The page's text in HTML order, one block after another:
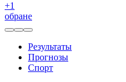
+1
обране
Результаты
Прогнозы
Спорт